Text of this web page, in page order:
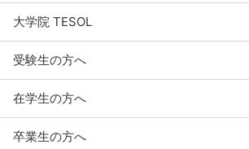
大学院 TESOL
受験生の方へ
在学生の方へ
卒業生の方へ